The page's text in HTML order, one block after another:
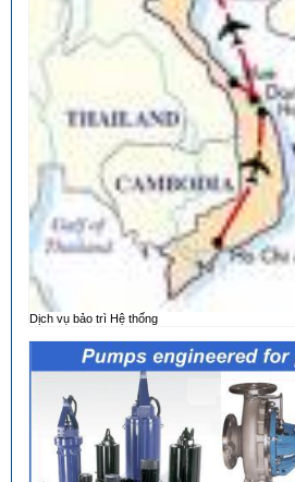
Dịch vụ bảo trì Hệ thống